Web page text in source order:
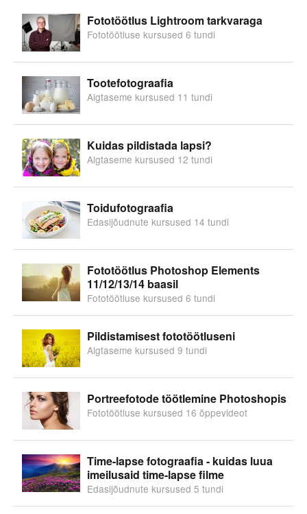
Fototöötlus Lightroom tarkvaraga
Fototöötluse kursused 6 tundi
Tootefotograafia
Algtaseme kursused 11 tundi
Kuidas pildistada lapsi?
Algtaseme kursused 12 tundi
Toidufotograafia
Edasijõudnute kursused 14 tundi
Fototöötlus Photoshop Elements
11/12/13/14 baasil
Fototöötluse kursused 6 tundi
Pildistamisest fototöötluseni
Algtaseme kursused 9 tundi
Portreefotode töötlemine Photoshopis
Fototöötluse kursused 16 õppevideot
Time-lapse fotograafia - kuidas luua
imeilusaid time-lapse filme
Edasijõudnute kursused 5 tundi